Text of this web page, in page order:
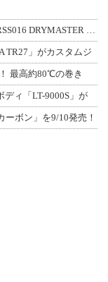
アールエスタイチの新ライディングシューズ「RSS016 DRYMASTER スト
TR27」がカスタムジ
最高約80℃の巻き
ディ「LT-9000S」が
ーボン」を9/10発売！